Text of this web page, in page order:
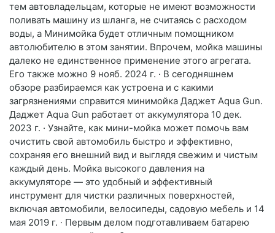
тем автовладельцам, которые не имеют возможности
поливать машину из шланга, не считаясь с расходом
воды, а Минимойка будет отличным помощником
автолюбителю в этом занятии. Впрочем, мойка машины
далеко не единственное применение этого агрегата.
Его также можно 9 нояб. 2024 г. · В сегодняшнем
обзоре разбираемся как устроена и с какими
загрязнениями справится минимойка Даджет Aqua Gun.
Даджет Aqua Gun работает от аккумулятора 10 дек.
2023 г. · Узнайте, как мини-мойка может помочь вам
очистить свой автомобиль быстро и эффективно,
сохраняя его внешний вид и выглядя свежим и чистым
каждый день. Мойка высокого давления на
аккумуляторе — это удобный и эффективный
инструмент для чистки различных поверхностей,
включая автомобили, велосипеды, садовую мебель и 14
мая 2019 г. · Первым делом подготавливаем батарею